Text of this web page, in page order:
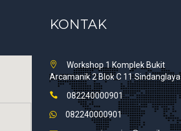
KONTAK
Workshop 1 Komplek Bukit
Arcamanik 2 Blok C 11 Sindanglaya
082240000901
082240000901